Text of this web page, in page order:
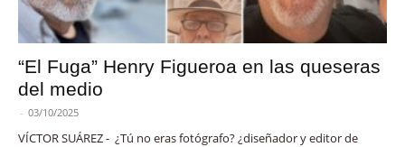
“El Fuga” Henry Figueroa en las queseras
del medio
- 03/10/2025
VÍCTOR SUÁREZ - ¿Tú no eras fotógrafo? ¿diseñador y editor de